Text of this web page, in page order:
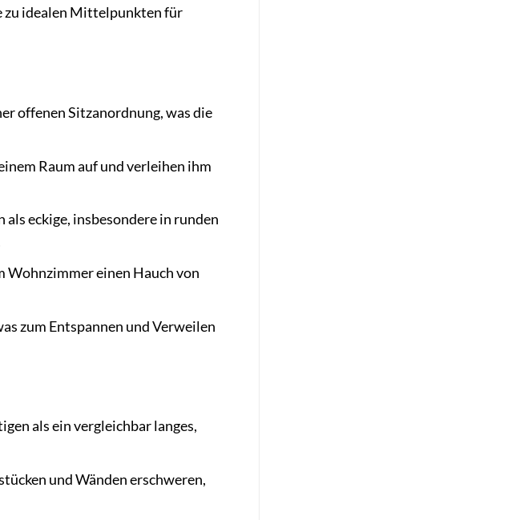
zu idealen Mittelpunkten für
offenen Sitzanordnung, was die
Raum auf und verleihen ihm
eckige, insbesondere in runden
Wohnzimmer einen Hauch von
zum Entspannen und Verweilen
als ein vergleichbar langes,
und Wänden erschweren,